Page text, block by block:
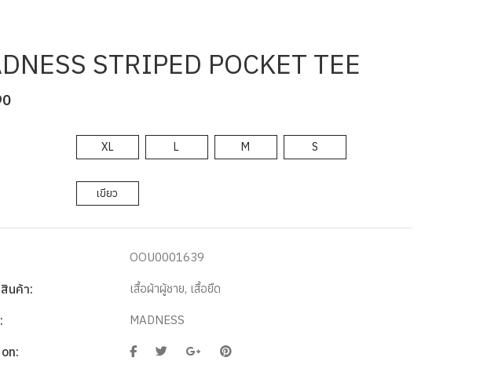
STRIPED POCKET TEE
XL L M S
เขียว
OOU0001639
สินค้า: เสื้อผ้าผู้ชาย, เสื้อยืด
MADNESS